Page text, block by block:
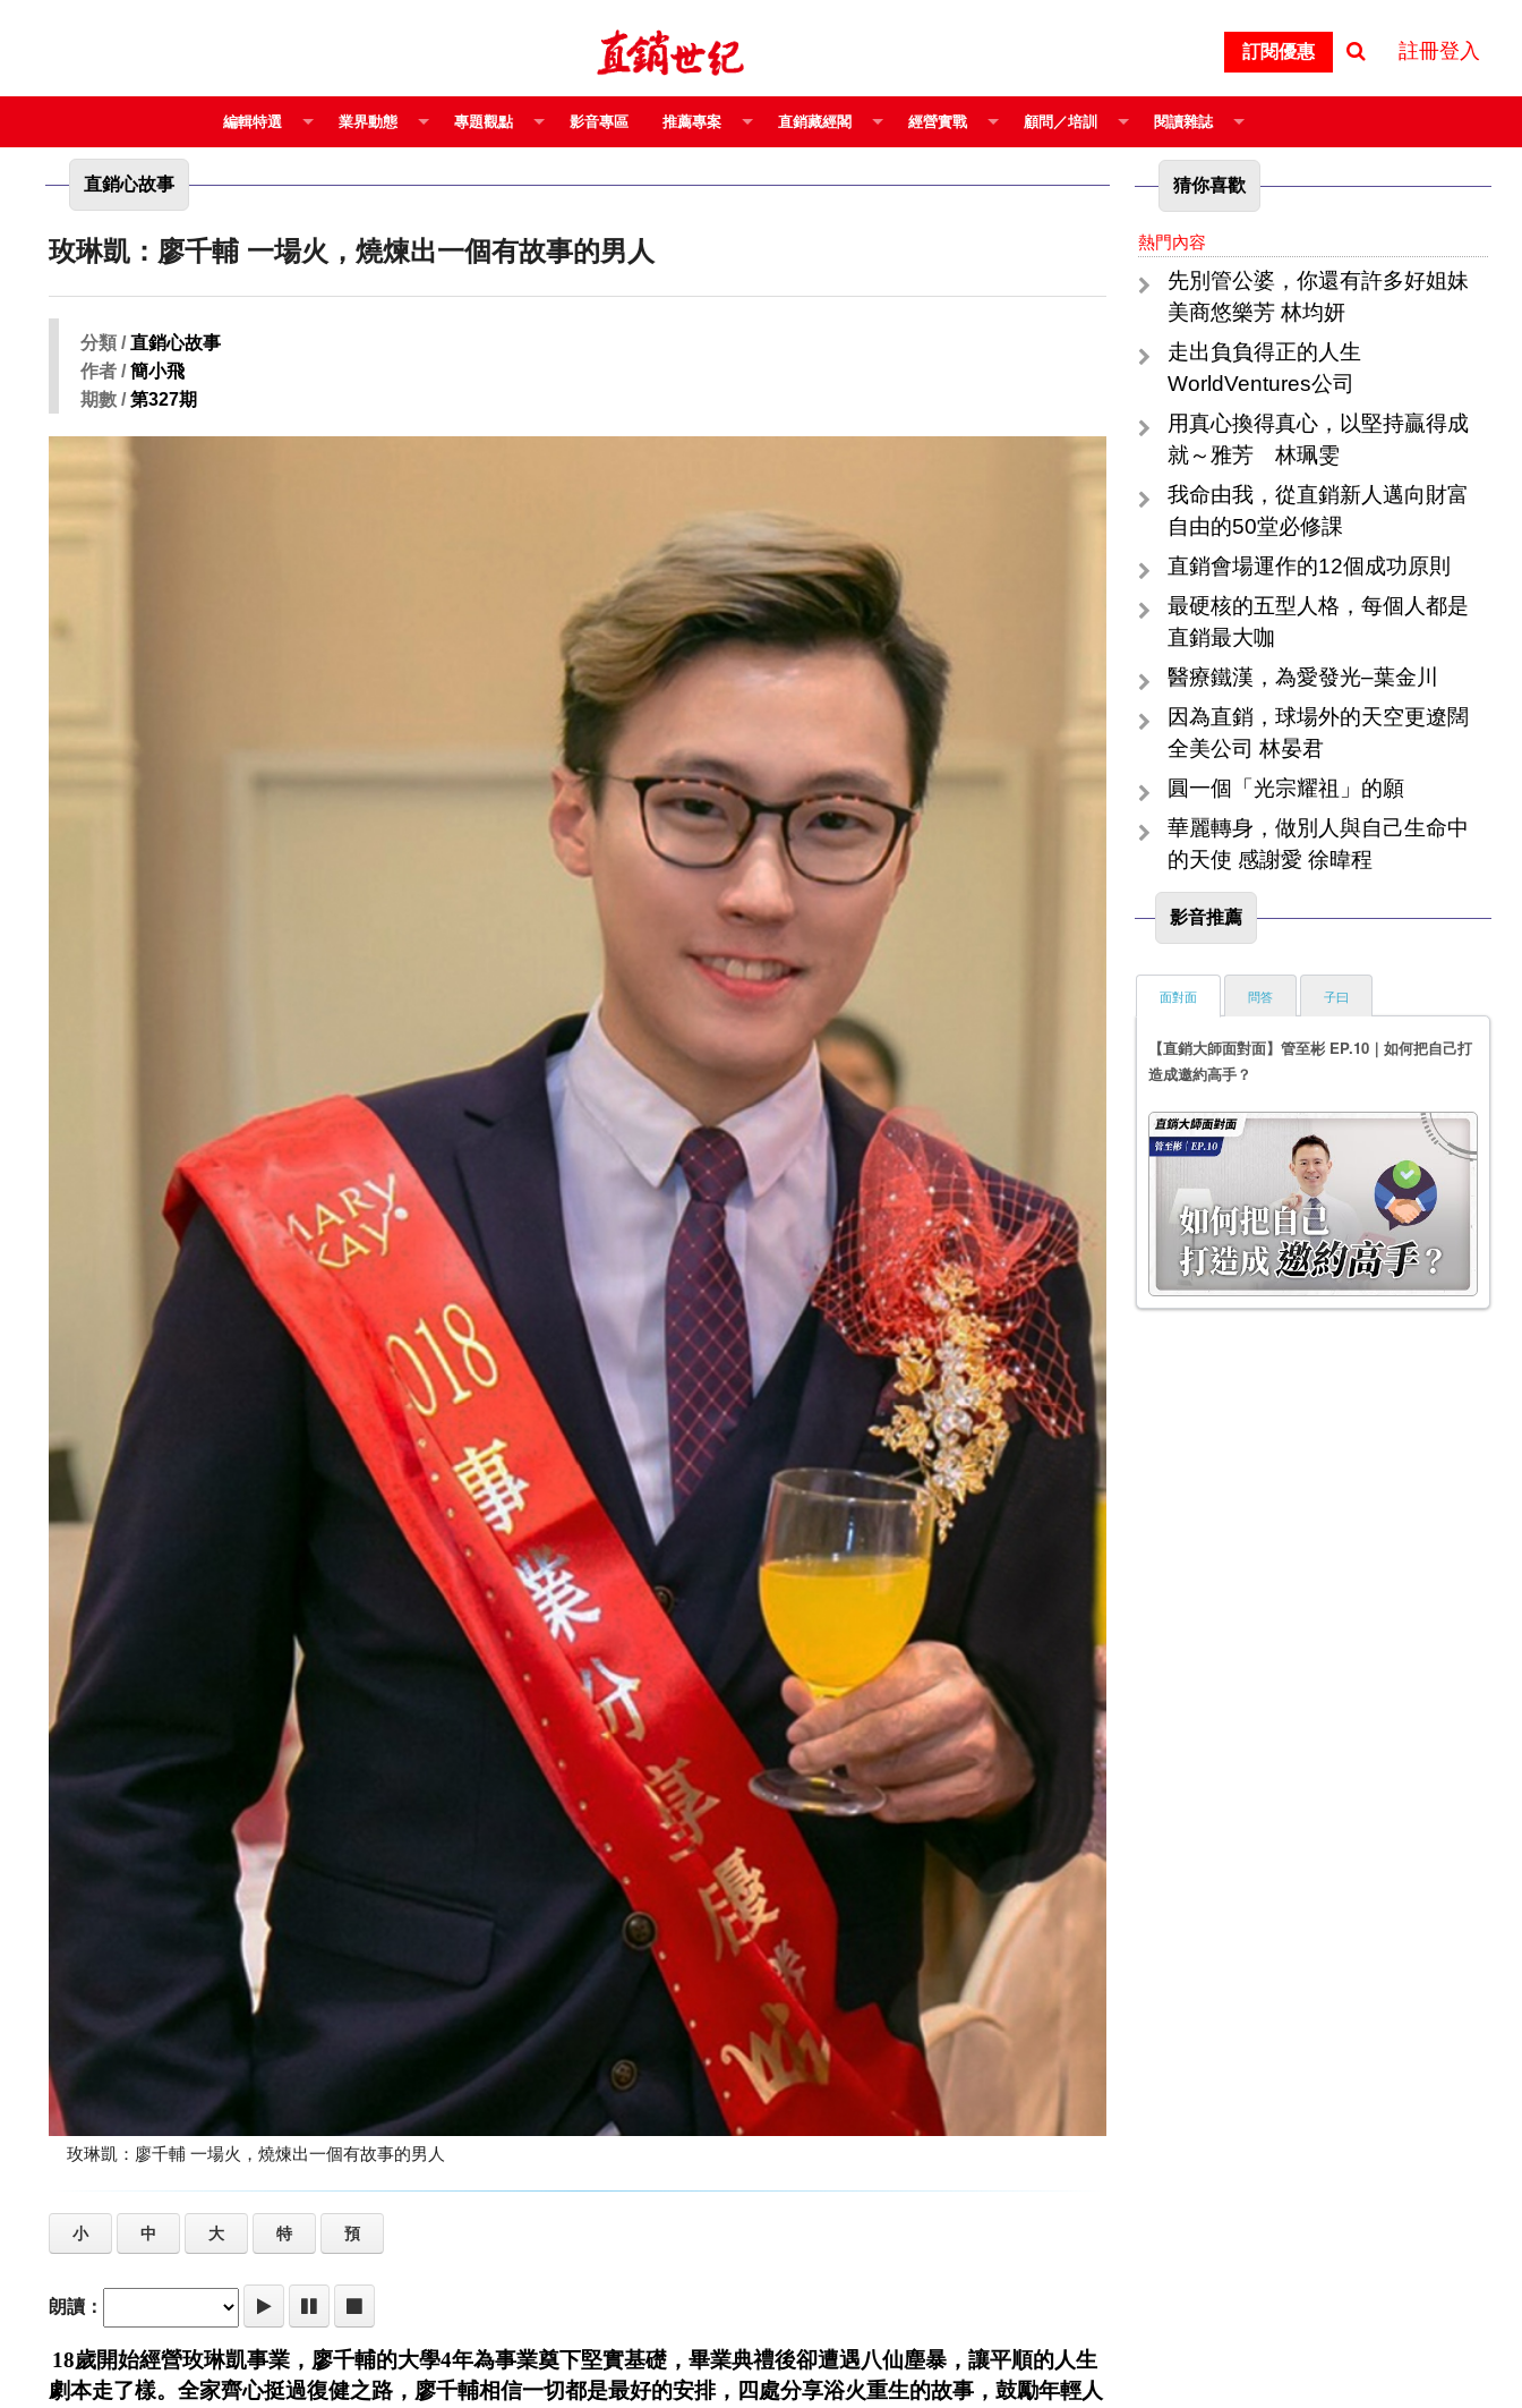
訂閱優惠 註冊登入
編輯特選 業界動態 專題觀點 影音專區 推薦專案 直銷藏經閣 經營實戰 顧問／培訓 閱讀雜誌
直銷心故事
玫琳凱：廖千輔 一場火，燒煉出一個有故事的男人
分類 /直銷心故事
作者 /簡小飛
期數 /第327期
玫琳凱：廖千輔 一場火，燒煉出一個有故事的男人
小 中 大 特 預
朗讀：
18歲開始經營玫琳凱事業，廖千輔的大學4年為事業奠下堅實基礎，畢業典禮後卻遭遇八仙塵暴，讓平順的人生
劇本走了樣。全家齊心挺過復健之路，廖千輔相信一切都是最好的安排，四處分享浴火重生的故事，鼓勵年輕人
猜你喜歡
熱門內容
先別管公婆，你還有許多好姐妹
美商悠樂芳 林均妍
走出負負得正的人生
WorldVentures公司
用真心換得真心，以堅持贏得成
就～雅芳 林珮雯
我命由我，從直銷新人邁向財富
自由的50堂必修課
直銷會場運作的12個成功原則
最硬核的五型人格，每個人都是
直銷最大咖
醫療鐵漢，為愛發光–葉金川
因為直銷，球場外的天空更遼闊
全美公司 林晏君
圓一個「光宗耀祖」的願
華麗轉身，做別人與自己生命中
的天使 感謝愛 徐暐程
影音推薦
面對面
【直銷大師面對面】管至彬 EP.10｜如何把自己打
造成邀約高手？
問答 子曰